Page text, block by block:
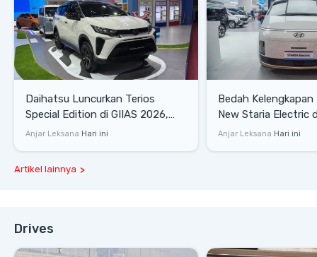
Daihatsu Luncurkan Terios
Special Edition di GIIAS 2026,
Stok Terbatas
Anjar Leksana Hari ini
Bedah Kelengkapan
New Staria Electric
yang Dikenalkan di
Anjar Leksana Hari ini
Artikel lainnya
Drives